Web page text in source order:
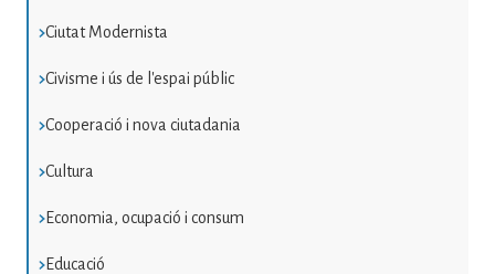
Ciutat Modernista
Civisme i ús de l'espai públic
Cooperació i nova ciutadania
Cultura
Economia, ocupació i consum
Educació